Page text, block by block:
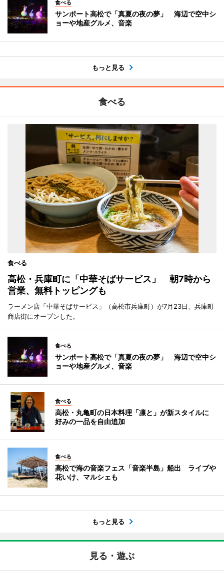
食べる
サンポート高松で「真夏の夜の夢」 海辺で空中シ
ョーや地産グルメ、音楽
もっと見る
食べる
食べる
高松・兵庫町に「中華そばサービス」 朝7時から
営業、無料トッピングも
ラーメン店「中華そばサービス」（高松市兵庫町）が7月23日、兵庫町
商店街にオープンした。
食べる
サンポート高松で「真夏の夜の夢」 海辺で空中シ
ョーや地産グルメ、音楽
食べる
高松・丸亀町の日本料理「凛と」が新スタイルに
好みの一品を自由追加
食べる
高松で海の音楽フェス「音楽半島」船出 ライブや
花いけ、マルシェも
もっと見る
見る・遊ぶ